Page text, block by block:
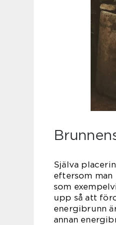
Själva
eftersom man
som
upp så att
energibrunn
annan